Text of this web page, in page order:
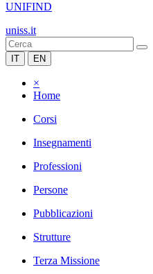
UNIFIND
uniss.it
IT EN
×
Home
Corsi
Insegnamenti
Professioni
Persone
Pubblicazioni
Strutture
Terza Missione